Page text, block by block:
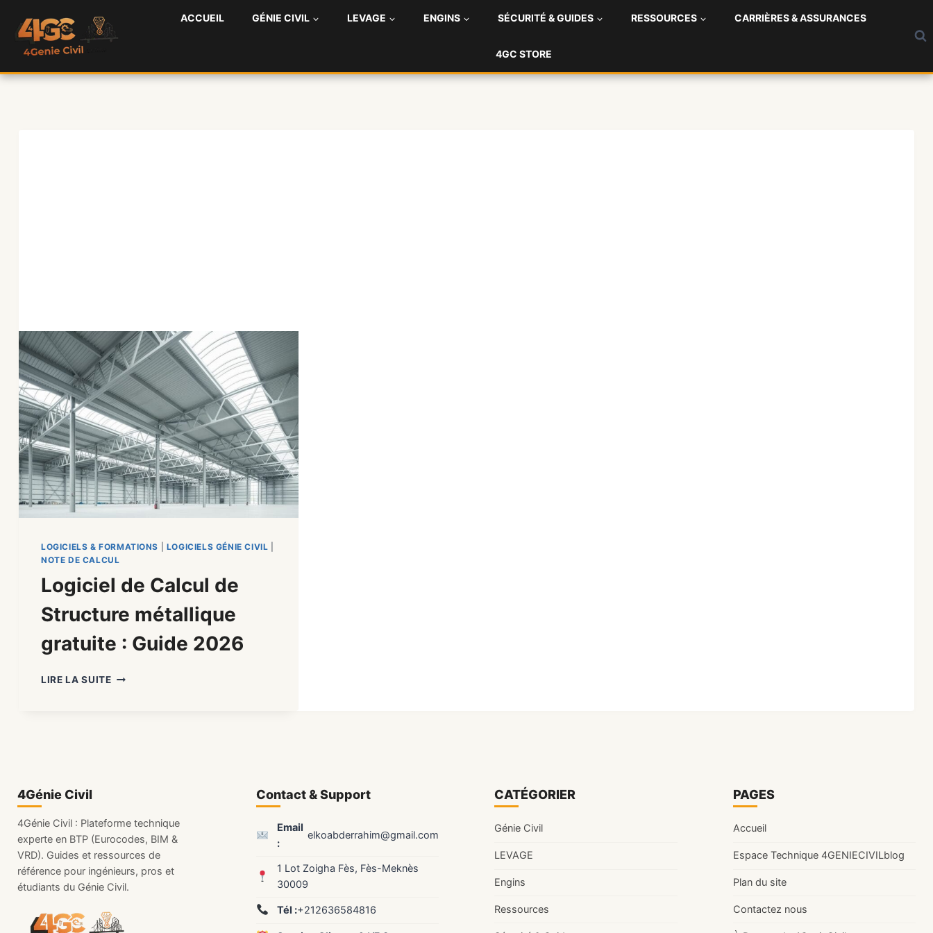
contenu
ACCUEIL GÉNIE CIVIL LEVAGE ENGINS SÉCURITÉ & GUIDES RESSOURCES CARRIÈRES & ASSURANCES
4GC STORE
LOGICIELS & FORMATIONS LOGICIELS GÉNIE CIVIL
NOTE DE CALCUL
Logiciel de Calcul de
Structure métallique
gratuite : Guide 2026
LIRE LA SUITELOGICIEL
4Génie Civil
4Génie Civil : Plateforme technique
experte en BTP (Eurocodes, BIM &
VRD). Guides et ressources de
référence pour ingénieurs, pros et
étudiants du Génie Civil.
Contact & Support
Email
:
elkoabderrahim@gmail.com
1 Lot Zoigha Fès, Fès-Meknès
30009
Tél :+212636584816
CATÉGORIER
Génie Civil
LEVAGE
Engins
Ressources
PAGES
Accueil
Espace Technique 4GENIECIVILblog
Plan du site
Contactez nous